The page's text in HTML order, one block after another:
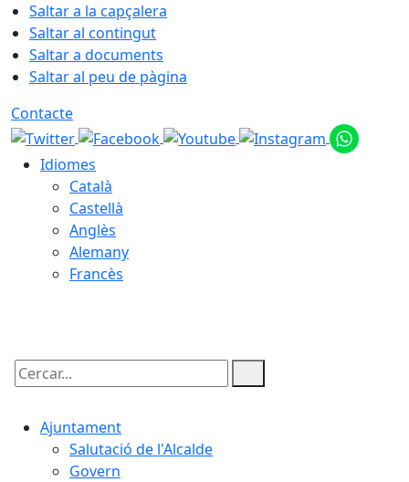
Saltar a la capçalera
Saltar al contingut
Saltar a documents
Saltar al peu de pàgina
Contacte
Idiomes
Català
Castellà
Anglès
Alemany
Francès
Cercar:
Ajuntament
Salutació de l'Alcalde
Govern